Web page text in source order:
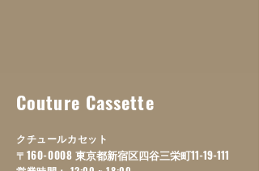
Couture Cassette
クチュールカセット
〒 160-0008 東京都新宿区四谷三栄町11-19-111